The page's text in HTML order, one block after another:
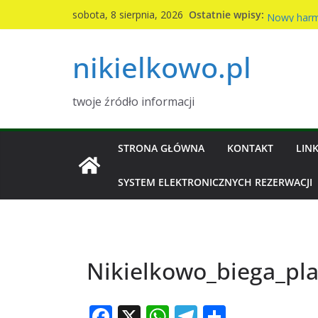
do
sobota, 8 sierpnia, 2026 Ostatnie wpisy:
Nowy
nikielkowo.pl
twoje źródło informacji
STRONA GŁÓWNA KONTAKT
SYSTEM ELEKTRONICZNYCH REZERWACJI